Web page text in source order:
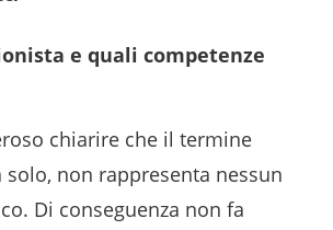
e quali competenze
chiarire che il termine
non rappresenta nessun
Di conseguenza non fa